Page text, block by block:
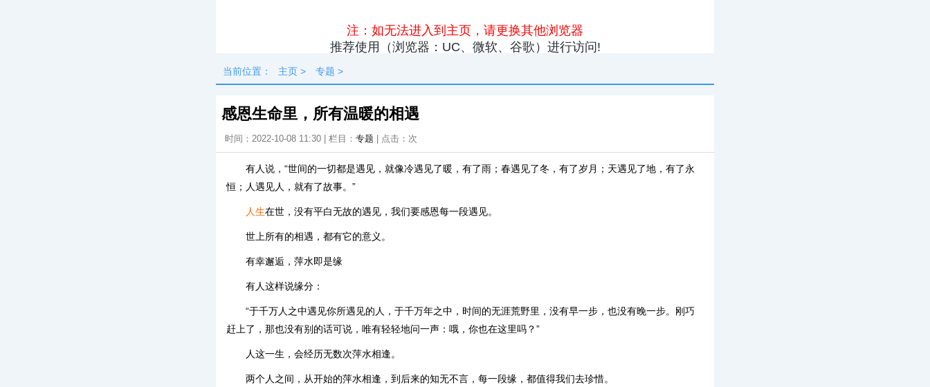
当前位置： 主页 > 专题 >
感恩生命里，所有温暖的相遇
时间：2022-10-08 11:30 | 栏目： 专题 | 点击： 次
有人说，“世间的一切都是遇见，就像冷遇见了暖，有了雨；春遇见了冬，有了岁月；天遇见了地，有了永
恒；人遇见人，就有了故事。”
人生在世，没有平白无故的遇见，我们要感恩每一段遇见。
世上所有的相遇，都有它的意义。
有幸邂逅，萍水即是缘
有人这样说缘分：
“于千万人之中遇见你所遇见的人，于千万年之中，时间的无涯荒野里，没有早一步，也没有晚一步。刚巧
赶上了，那也没有别的话可说，唯有轻轻地问一声：哦，你也在这里吗？”
人这一生，会经历无数次萍水相逢。
两个人之间，从开始的萍水相逢，到后来的知无不言，每一段缘，都值得我们去珍惜。